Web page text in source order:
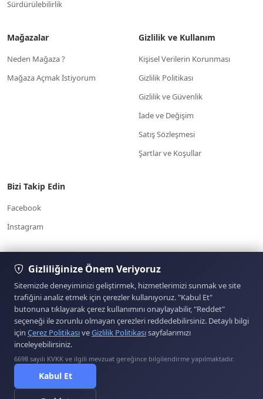
Sürdürülebilirlik
Mağazalar
Neden Mağaza ?
Mağaza Açmak İstiyorum
Gizlilik ve Kullanım
Kişisel Verilerin Korunması
Gizlilik Politikası
Gizlilik ve Güvenlik
İade ve Değişim
Satış Sözleşmesi
Şartlar ve Koşullar
Bizi Takip Edin
Facebook
İnstagram
7/24 Müşteri
Hizmetleri
05354574303
Yardım Merkezi
www.otoparcabul.com/
Sitemizde yer alan kullanıcıların oluşturduğu tüm
içerik, görüş ve bilgilerin doğruluğu, eksiksiz ve
değişmez olduğu, yayınlanması ile ilgili yasal
yükümlülükler içeriği oluşturan kullanıcıya aittir. Bu
içeriğin, görüş ve bilgilerin yanlışlık, eksiklik veya
yasalarla düzenlenmiş kurallara aykırılığından sitemiz
hiçbir şekilde sorumlu değildir. Sorularınız için ilan
sahibi ile irtibata geçebilirsiniz.
ETBİS'e Kayıtlıdır.
Gizliliğinize Önem Veriyoruz
Sitemizde deneyiminizi geliştirmek, hizmetlerimizi sunmak ve site
trafiğini analiz etmek için çerezler kullanıyoruz. "Kabul Et"
butonuna tıklayarak çerez kullanımını onaylayabilir, "Reddet"
seçeneği ile zorunlu olmayan çerezleri reddedebilirsiniz. Detaylı bilgi
için Çerez PolitikasıveGizlilik Politikasısayfalarımızı
inceleyebilirsiniz.
6698 sayılı KVKK ve ilgili mevzuat gereğince bilgilendirme yapılmaktadır.
Kabul Et